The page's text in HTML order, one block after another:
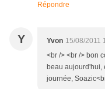
Répondre
Y Yvon 15/08/2011
<br /> <br /> bon
beau aujourd'hui,
journée,